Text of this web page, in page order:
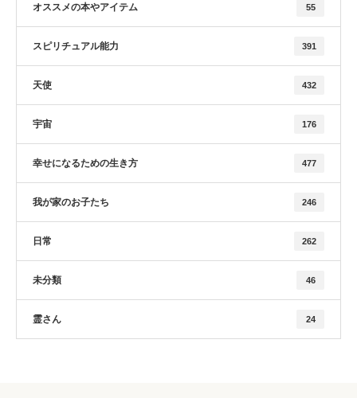
オススメの本やアイテム 55
スピリチュアル能力 391
天使 432
宇宙 176
幸せになるための生き方 477
我が家のお子たち 246
日常 262
未分類 46
霊さん 24